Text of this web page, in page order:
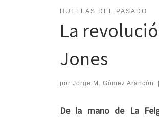
HUELLAS DEL PASADO
La
Jones
por Jorge M. Gómez Arancón
De la mano de La